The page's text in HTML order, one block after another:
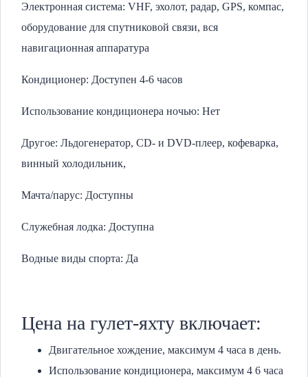
Электронная система: VHF, эхолот, радар, GPS, компас,
оборудование для спутниковой связи, вся
навигационная аппаратура
Кондиционер: Доступен 4-6 часов
Использование кондиционера ночью: Нет
Другое: Льдогенератор, CD- и DVD-плеер, кофеварка,
винный холодильник,
Мачта/парус: Доступны
Служебная лодка: Доступна
Водные виды спорта: Да
Цена на гулет-яхту включает:
Двигательное хождение, максимум 4 часа в день.
Использование кондиционера, максимум 4 6 часа